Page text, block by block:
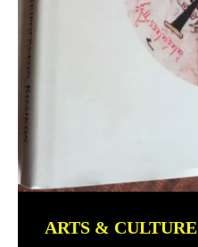
ARTS & CULTURE